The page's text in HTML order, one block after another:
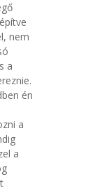
nem
a
én
a
a